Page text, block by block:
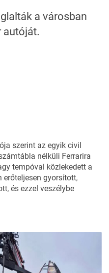
a városban
autóját.
szerint az egyik civil
nélküli Ferrarira
tempóval közlekedett a
erőteljesen gyorsított,
és ezzel veszélybe